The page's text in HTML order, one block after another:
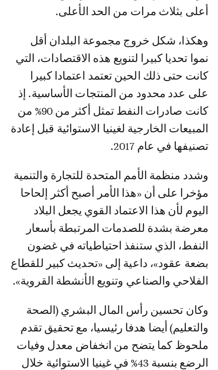
أعلى بثلاث مرات من الحد الأعلى.
وهكذا، شكل خروج مجموعة البلدان أقل
نموا تحديا كبيرا لتنويع هذه الاقتصادات، التي
كانت حتى ذلك الحين تعتمد اعتمادا كبيرا
على عدد محدود من المنتجات الأساسية. إذ
كانت صادرات النفط تمثل أكثر من 90% من
المبيعات الخارجية لغينيا الاستوائية قبل إعادة
تصنيفها في عام 2017.
وشدد منظمة الأمم المتحدة للتجارة والتنمية
مؤخرا على أن «هذا الأمر أصبح أكثر إلحاحا
اليوم لأن هذا الاعتماد القوي يجعل البلاد
معرضة بشدة للصدمات المرتبطة بأسعار
النفط، الذي ستنفذ احتياطياته في غضون
بضعة عقود»، داعية إلى «تحديث كبير للقطاع
الفلاحي والصناعي وتنويع الأنشطة القروية».
وكان تحسين رأس المال البشري (الصحة
والتعليم) أيضا هدفا رئيسيا، مع تحقيق تقدم
ملحوظ كما يتضح من انخفاض معدل وفيات
الرضع بنسبة 43% في غينيا الاستوائية خلال